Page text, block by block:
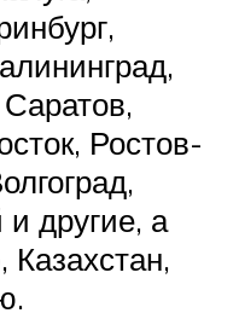
Ростов-
другие, а